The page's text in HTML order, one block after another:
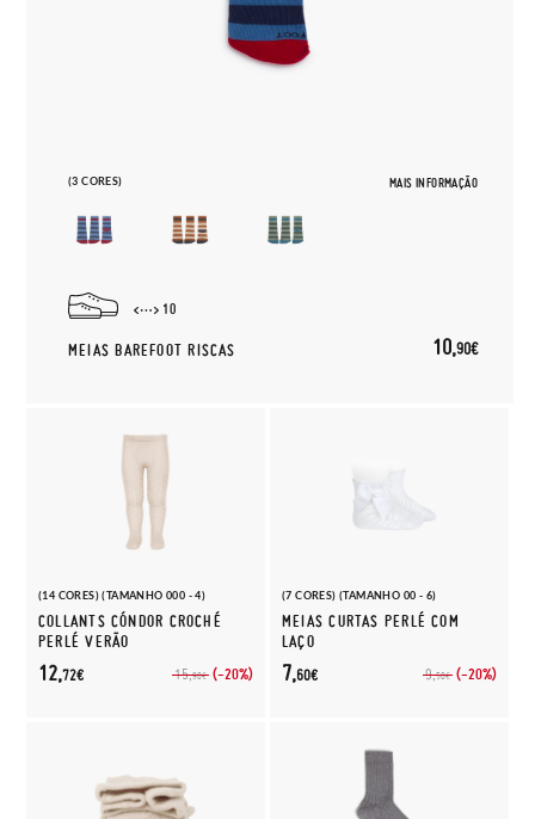
(3 CORES) MAIS INFORMAÇÃO
10
MEIAS BAREFOOT RISCAS 10,90€
(14 CORES) (TAMANHO 000 - 4)
COLLANTS CÓNDOR CROCHÉ
PERLÉ VERÃO
15,90€ (-20%)
12,72€
(7 CORES) (TAMANHO 00 - 6)
MEIAS CURTAS PERLÉ COM
LAÇO
9,50€ (-20%)
7,60€